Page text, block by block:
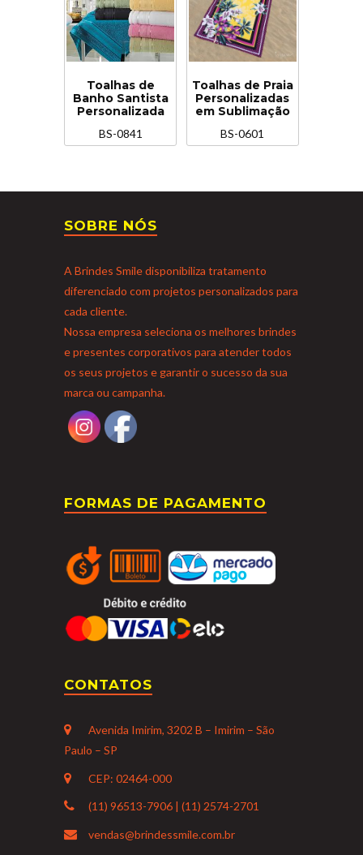
Toalhas de
Banho Santista
Personalizada
BS-0841
Toalhas de Praia
Personalizadas
em Sublimação
BS-0601
SOBRE NÓS
A Brindes Smile disponibiliza tratamento
diferenciado com projetos personalizados para
cada cliente.
Nossa empresa seleciona os melhores brindes
e presentes corporativos para atender todos
os seus projetos e garantir o sucesso da sua
marca ou campanha.
FORMAS DE PAGAMENTO
CONTATOS
Avenida Imirim, 3202 B – Imirim – São
Paulo – SP
CEP: 02464-000
(11) 96513-7906 | (11) 2574-2701
vendas@brindessmile.com.br